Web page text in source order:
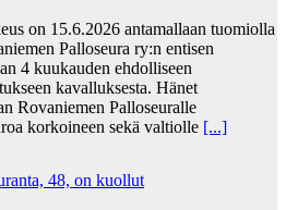
on 15.6.2026 antamallaan tuomiolla
Palloseura ry:n entisen
4 kuukauden ehdolliseen
kavalluksesta. Hänet
Rovaniemen Palloseuralle
korkoineen sekä valtiolle [...]
48, on kuollut